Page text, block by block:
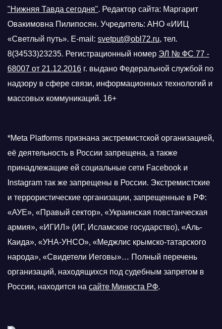
"Нижняя Тавда сегодня". Редактор сайта: Маргарит
Овакимовна Пилипосян. Учредитель: АНО «ИИЦ
«Светлый путь». E-mail: svetput@obl72.ru, тел.
8(34533)23235. Регистрационный номер ЭЛ № ФС 77 -
68007 от 21.12.2016 г. выдано Федеральной службой по
надзору в сфере связи, информационных технологий и
массовых коммуникаций. 16+
*Meta Platforms признана экстремистской организацией,
её деятельность в России запрещена, а также
принадлежащие ей социальные сети Facebook и
Instagram так же запрещены в России. Экстремистские
и террористические организации, запрещенные в РФ:
«АУЕ», «Правый сектор», «Украинская повстанческая
армия», «ИГИЛ» (ИГ, Исламское государство), «Аль-
Каида», «УНА-УНСО», «Меджлис крымско-татарского
народа», «Свидетели Иеговы»… Полный перечень
организаций, находящихся под судебным запретом в
России, находится на сайте Минюста РФ.